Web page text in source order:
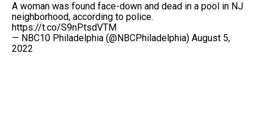
A woman was found face-down and dead in a pool in NJ
neighborhood, according to police.
https://t.co/S9nPtsdVTM
— NBC10 Philadelphia (@NBCPhiladelphia) August 5,
2022